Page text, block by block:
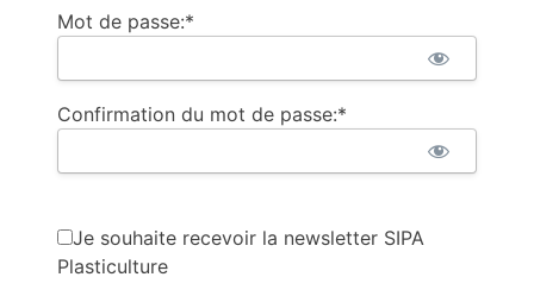
Mot de passe:*
Confirmation du mot de passe:*
Je souhaite recevoir la newsletter SIPA
Plasticulture